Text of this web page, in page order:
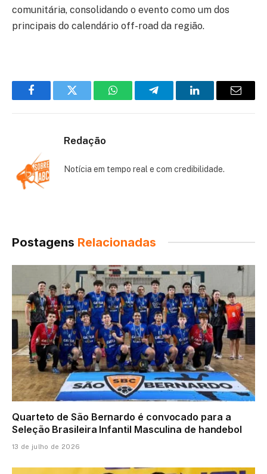
comunitária, consolidando o evento como um dos
principais do calendário off-road da região.
FacebookTwitter WhatsAppTelegramLinkedInEmail
Redação
Notícia em tempo real e com credibilidade.
Postagens Relacionadas
Quarteto de São Bernardo é convocado para a
Seleção Brasileira Infantil Masculina de handebol
13 de julho de 2026